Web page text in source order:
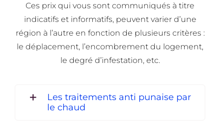
Ces prix qui vous sont communiqués à titre
indicatifs et informatifs, peuvent varier d’une
région à l’autre en fonction de plusieurs critères :
le déplacement, l’encombrement du logement,
le degré d’infestation, etc.
Les traitements anti punaise par
le chaud